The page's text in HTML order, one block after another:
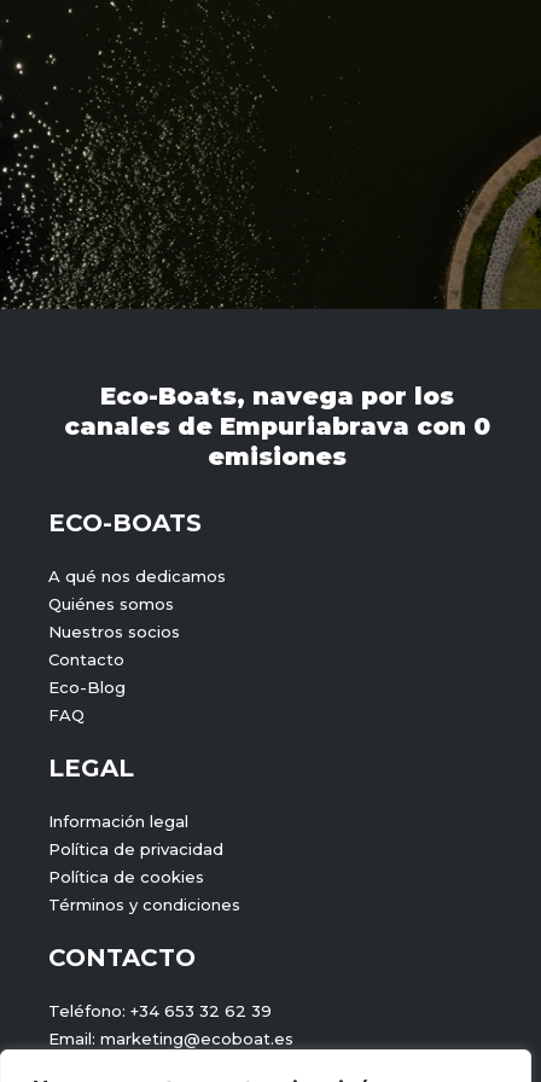
Eco-Boats, navega por los
canales de Empuriabrava con 0
emisiones
ECO-BOATS
A qué nos dedicamos
Quiénes somos
Nuestros socios
Contacto
Eco-Blog
FAQ
LEGAL
Información legal
Política de privacidad
Política de cookies
Términos y condiciones
CONTACTO
Teléfono: +34 653 32 62 39
Email: marketing@ecoboat.es